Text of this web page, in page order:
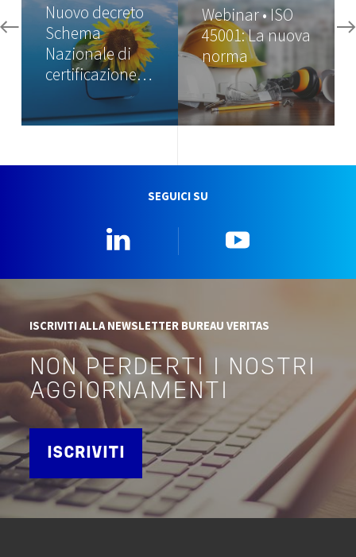
Nuovo decreto
Schema
Nazionale di
certificazione…
Webinar • ISO
45001: La nuova
norma
SEGUICI SU
ISCRIVITI ALLA NEWSLETTER BUREAU VERITAS
NON PERDERTI I NOSTRI
AGGIORNAMENTI
ISCRIVITI